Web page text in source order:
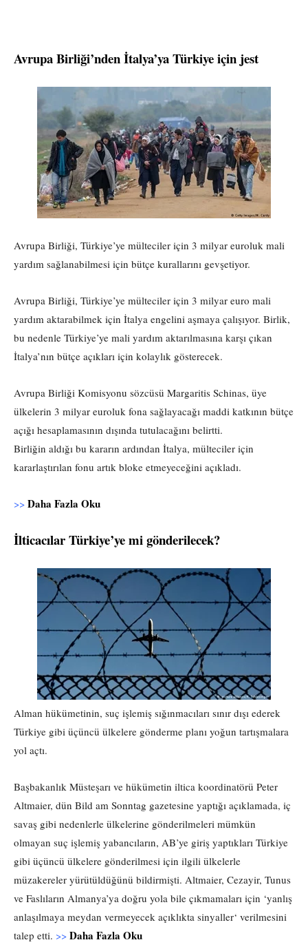
Avrupa Birliği’nden İtalya’ya Türkiye için jest
Avrupa Birliği, Türkiye’ye mülteciler için 3 milyar euroluk mali
yardım sağlanabilmesi için bütçe kurallarını gevşetiyor.
Avrupa Birliği, Türkiye’ye mülteciler için 3 milyar euro mali
yardım aktarabilmek için İtalya engelini aşmaya çalışıyor. Birlik,
bu nedenle Türkiye’ye mali yardım aktarılmasına karşı çıkan
İtalya’nın bütçe açıkları için kolaylık gösterecek.
Avrupa Birliği Komisyonu sözcüsü Margaritis Schinas, üye
ülkelerin 3 milyar euroluk fona sağlayacağı maddi katkının bütçe
açığı hesaplamasının dışında tutulacağını belirtti.
Birliğin aldığı bu kararın ardından İtalya, mülteciler için
kararlaştırılan fonu artık bloke etmeyeceğini açıkladı.
>> Daha Fazla Oku
İlticacılar Türkiye’ye mi gönderilecek?
Alman hükümetinin, suç işlemiş sığınmacıları sınır dışı ederek
Türkiye gibi üçüncü ülkelere gönderme planı yoğun tartışmalara
yol açtı.
Başbakanlık Müsteşarı ve hükümetin iltica koordinatörü Peter
Altmaier, dün Bild am Sonntag gazetesine yaptığı açıklamada, iç
savaş gibi nedenlerle ülkelerine gönderilmeleri mümkün
olmayan suç işlemiş yabancıların, AB’ye giriş yaptıkları Türkiye
gibi üçüncü ülkelere gönderilmesi için ilgili ülkelerle
müzakereler yürütüldüğünü bildirmişti. Altmaier, Cezayir, Tunus
ve Faslıların Almanya’ya doğru yola bile çıkmamaları için ‘yanlış
anlaşılmaya meydan vermeyecek açıklıkta sinyaller‘ verilmesini
talep etti. >> Daha Fazla Oku